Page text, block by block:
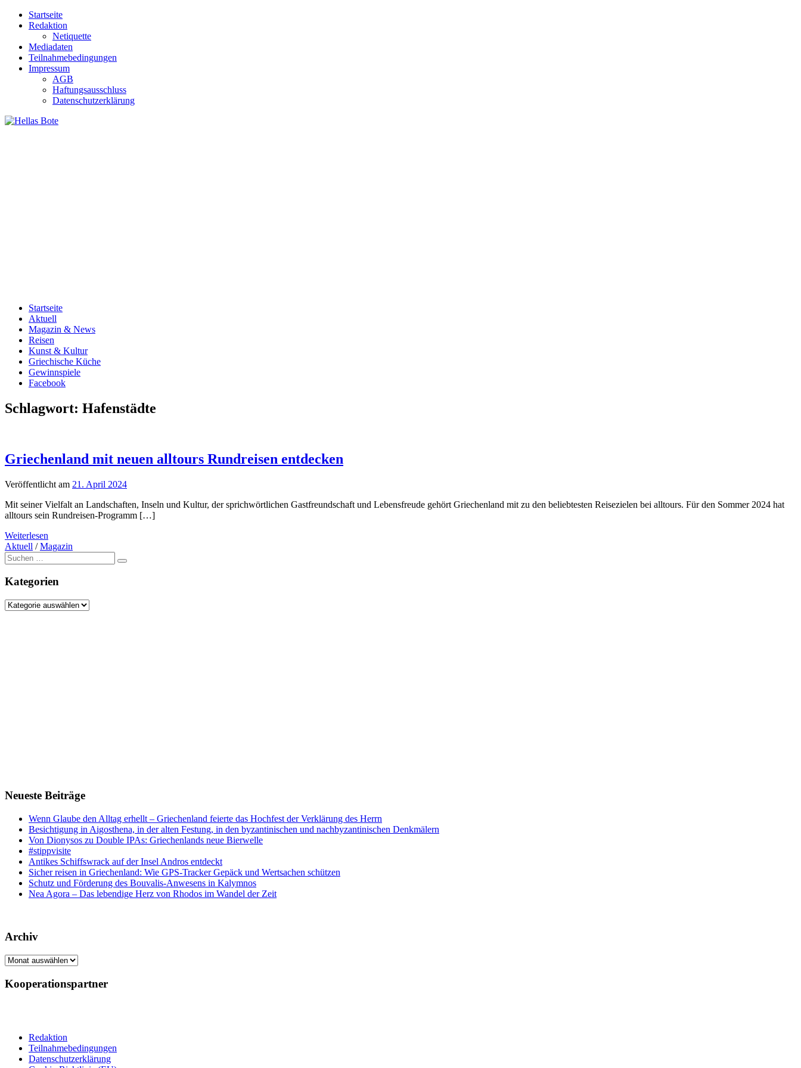
Zum
Inhalt
Startseite
Redaktion
Netiquette
Mediadaten
Teilnahmebedingungen
Impressum
AGB
Haftungsausschluss
Datenschutzerklärung
Startseite
Aktuell
Magazin & News
Reisen
Kunst & Kultur
Griechische Küche
Gewinnspiele
Facebook
Schlagwort: Hafenstädte
Griechenland mit neuen alltours Rundreisen entdecken
Veröffentlicht am 21. April 2024
Mit seiner Vielfalt an Landschaften, Inseln und Kultur, der sprichwörtlichen Gastfreundschaft und Lebensfreude gehört Griechenland mit zu den beliebtesten Reisezielen bei alltours. Für den Sommer 2024 hat
alltours sein Rundreisen-Programm […]
Weiterlesen
Aktuell /Magazin
Suche
nach:
Kategorien
Kategorien
Neueste Beiträge
Wenn Glaube den Alltag erhellt – Griechenland feierte das Hochfest der Verklärung des Herrn
Besichtigung in Aigosthena, in der alten Festung, in den byzantinischen und nachbyzantinischen Denkmälern
Von Dionysos zu Double IPAs: Griechenlands neue Bierwelle
#stippvisite
Antikes Schiffswrack auf der Insel Andros entdeckt
Sicher reisen in Griechenland: Wie GPS-Tracker Gepäck und Wertsachen schützen
Schutz und Förderung des Bouvalis-Anwesens in Kalymnos
Nea Agora – Das lebendige Herz von Rhodos im Wandel der Zeit
Archiv
Archiv
Kooperationspartner
Redaktion
Teilnahmebedingungen
Datenschutzerklärung